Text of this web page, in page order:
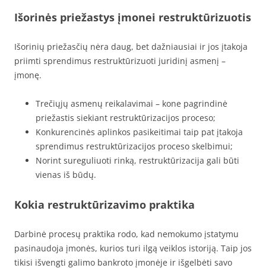
Išorinės priežastys įmonei restruktūrizuotis
Išorinių priežasčių nėra daug, bet dažniausiai ir jos įtakoja
priimti sprendimus restruktūrizuoti juridinį asmenį –
įmonę.
Trečiųjų asmenų reikalavimai – kone pagrindinė
priežastis siekiant restruktūrizacijos proceso;
Konkurencinės aplinkos pasikeitimai taip pat įtakoja
sprendimus restruktūrizacijos proceso skelbimui;
Norint sureguliuoti rinką, restruktūrizacija gali būti
vienas iš būdų.
Kokia restruktūrizavimo praktika
Darbinė procesų praktika rodo, kad nemokumo įstatymu
pasinaudoja įmonės, kurios turi ilgą veiklos istoriją. Taip jos
tikisi išvengti galimo bankroto įmonėje ir išgelbėti savo